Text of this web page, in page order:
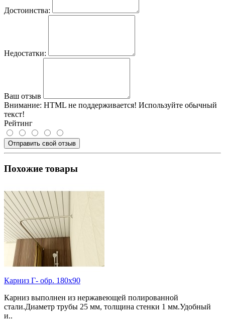
Достоинства:
Недостатки:
Ваш отзыв
Внимание: HTML не поддерживается! Используйте обычный
текст!
Рейтинг
Отправить свой отзыв
Похожие товары
Карниз Г- обр. 180х90
Карниз выполнен из нержавеющей полированной
стали.Диаметр трубы 25 мм, толщина стенки 1 мм.Удобный
и..